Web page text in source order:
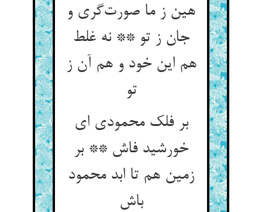
هین ز ما صورت‌گری و
جان ز تو ** نه غلط
هم این خود و هم آن ز
تو
بر فلک محمودی ای
خورشید فاش ** بر
زمین هم تا ابد محمود
باش